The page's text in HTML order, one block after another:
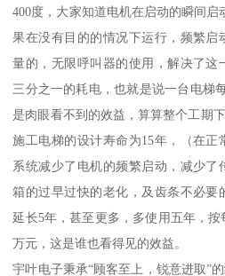
400度，大家知道电机在启动的瞬间启
果在没有目的的情况下运行，频繁启
量的，无限呼叫器的使用，解决了这
三分之一的耗电，也就是说一台电梯
是肉眼看不到的效益，算算整个工期
施工电梯的设计寿命为15年，（在正
系统减少了电机的频繁启动，减少了
箱的过早过快的老化，及齿条不必要
延长5年，甚至更多，多使用五年，
万元，这是谁也看得见的效益。
宇叶电子秉承“顾客至上，锐意进取”